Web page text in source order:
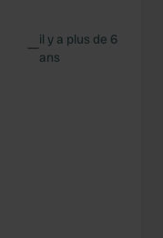
—il y a plus de 6
ans